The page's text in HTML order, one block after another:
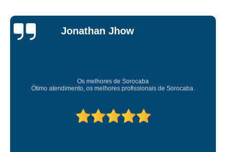
Jessica
Carvalho
Super recomendo!
Amei o atendimento. Preco super bom. Superou minhas expectativas.
Deixou o meu bem super arrumadinhooo recomendo!